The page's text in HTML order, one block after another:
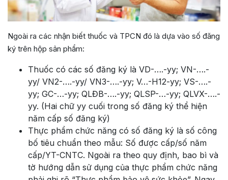
Ngoài ra các nhận biết thuốc và TPCN đó là dựa vào số đăng
ký trên hộp sản phẩm:
Thuốc có các số đăng ký là VD-….-yy; VN-….-
yy/ VN2-….-yy/ VN3-….-yy; V…-H12-yy; VS-….-
yy; GC-…-yy; QLĐB-….-yy; QLSP-…-yy; QLVX-….-
yy. (Hai chữ yy cuối trong số đăng ký thể hiện
năm cấp số đăng ký)
Thực phẩm chức năng có số đăng ký là số công
bố tiêu chuẩn theo mẫu: Số được cấp/số năm
cấp/YT-CNTC. Ngoài ra theo quy định, bao bì và
tờ hướng dẫn sử dụng của thực phẩm chức năng